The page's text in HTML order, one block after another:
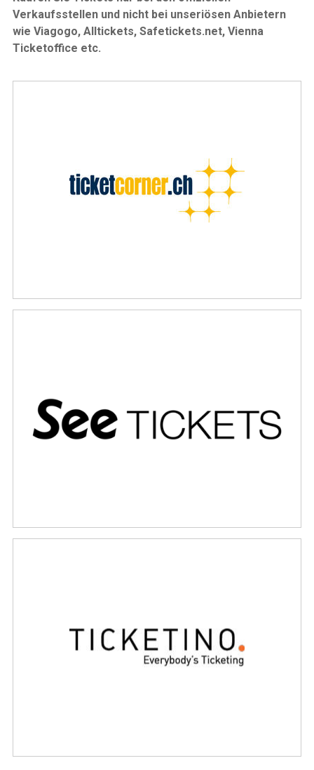
Verkaufsstellen und nicht bei unseriösen Anbietern
wie Viagogo, Alltickets, Safetickets.net, Vienna
Ticketoffice etc.